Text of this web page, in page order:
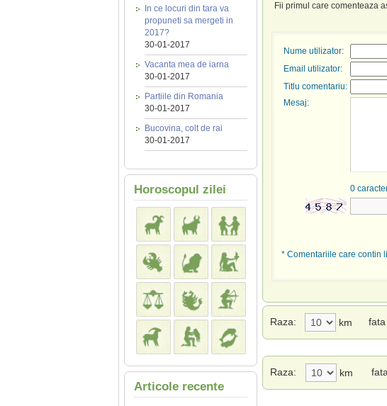
In ce locuri din tara va
propuneti sa mergeti in
2017?
30-01-2017
Vacanta mea de iarna
30-01-2017
Partiile din Romania
30-01-2017
Bucovina, colt de rai
30-01-2017
Horoscopul zilei
Articole recente
Fii primul care comenteaza
Nume utilizator:
Email utilizator:
Titlu comentariu:
Mesaj:
0
* Comentariile care contin
Raza: km
Raza: km